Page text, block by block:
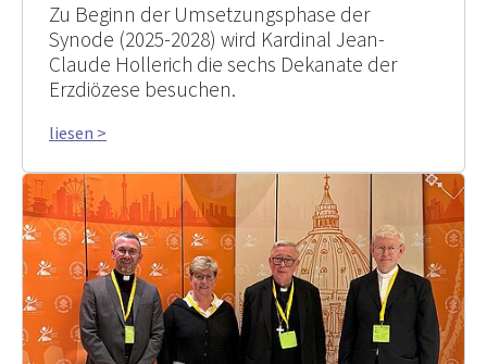
Zu Beginn der Umsetzungsphase der
Synode (2025-2028) wird Kardinal Jean-
Claude Hollerich die sechs Dekanate der
Erzdiözese besuchen.
liesen >